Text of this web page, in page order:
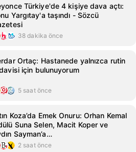
Türkiye'de 4 kişiye dava açtı:
Yargıtay'a taşındı - Sözcü
38 dakika önce
Ortaç: Hastanede yalnızca rutin
için bulunuyorum
5 saat önce
Koza’da Emek Onuru: Orhan Kemal
Suna Selen, Macit Koper ve
Sayman’a…
2 saat önce